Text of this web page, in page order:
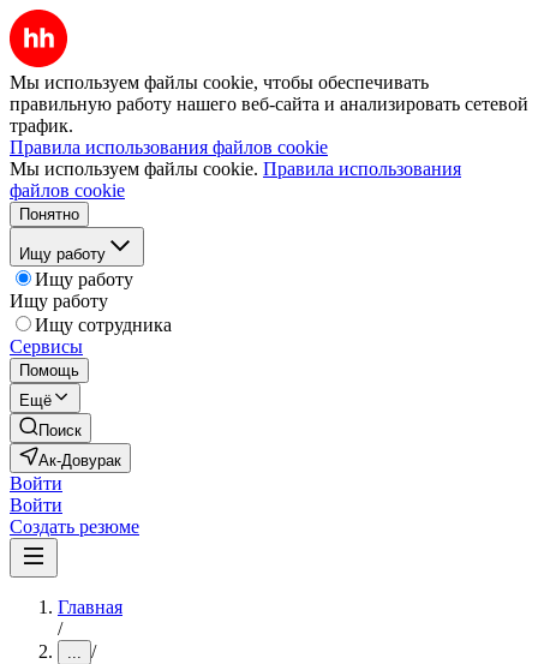
Мы используем файлы cookie, чтобы обеспечивать
правильную работу нашего веб-сайта и анализировать сетевой
трафик.
Правила использования файлов cookie
Мы используем файлы cookie. Правила использования
файлов cookie
Понятно
Ищу работу
Ищу работу
Ищу работу
Ищу сотрудника
Сервисы
Помощь
Ещё
Поиск
Ак-Довурак
Войти
Войти
Создать резюме
Главная
/
... /